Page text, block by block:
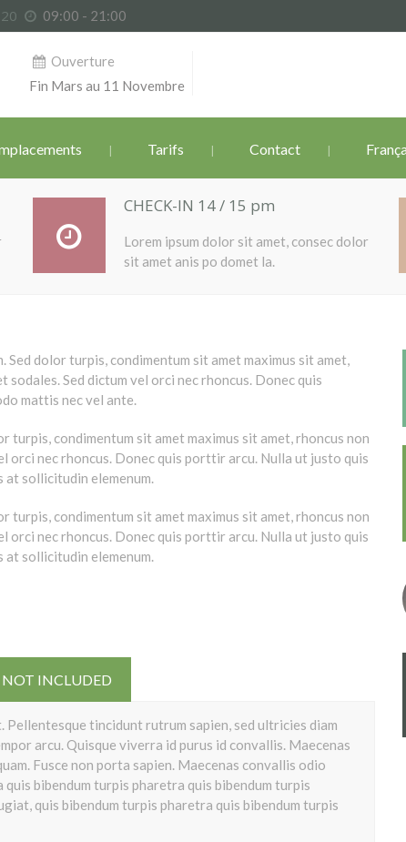
09:00 - 21:00
Ouverture
Fin Mars au 11 Novembre
Tarifs Contact
CHECK-IN 14 / 15 pm
Lorem ipsum dolor sit amet, consec dolor
sit amet anis po domet la.
dolor turpis, condimentum sit amet maximus sit amet,
Sed dictum vel orci nec rhoncus. Donec quis
mattis nec vel ante.
turpis, condimentum sit amet maximus sit amet, rhoncus non
orci nec rhoncus. Donec quis porttir arcu. Nulla ut justo quis
at sollicitudin elemenum.
turpis, condimentum sit amet maximus sit amet, rhoncus non
orci nec rhoncus. Donec quis porttir arcu. Nulla ut justo quis
at sollicitudin elemenum.
NOT INCLUDED
tincidunt rutrum sapien, sed ultricies diam
arcu. Quisque viverra id purus id convallis. Maecenas
Fusce non porta sapien. Maecenas convallis odio
bibendum turpis pharetra quis bibendum turpis
quis bibendum turpis pharetra quis bibendum turpis